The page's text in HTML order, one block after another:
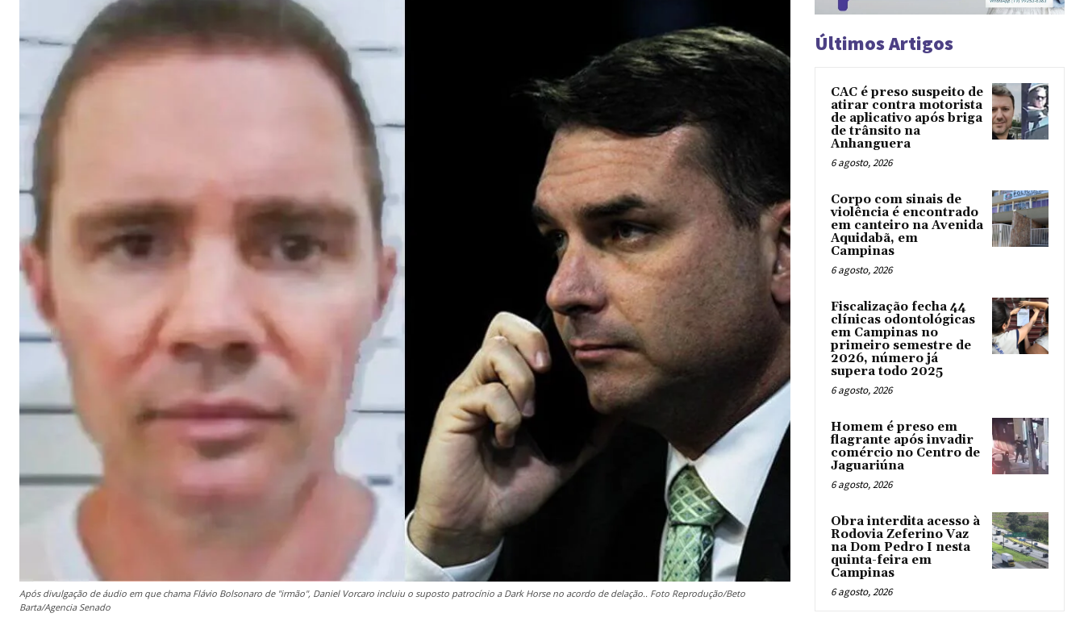
Após divulgação de áudio em que chama Flávio Bolsonaro de "irmão", Daniel Vorcaro incluiu o suposto patrocínio a Dark Horse no acordo de delação.. Foto Reprodução/Beto
Barta/Agencia Senado
Últimos Artigos
CAC é preso suspeito de
atirar contra motorista
de aplicativo após briga
de trânsito na
Anhanguera
6 agosto, 2026
Corpo com sinais de
violência é encontrado
em canteiro na Avenida
Aquidabã, em
Campinas
6 agosto, 2026
Fiscalização fecha 44
clínicas odontológicas
em Campinas no
primeiro semestre de
2026, número já
supera todo 2025
6 agosto, 2026
Homem é preso em
flagrante após invadir
comércio no Centro de
Jaguariúna
6 agosto, 2026
Obra interdita acesso à
Rodovia Zeferino Vaz
na Dom Pedro I nesta
quinta-feira em
Campinas
6 agosto, 2026